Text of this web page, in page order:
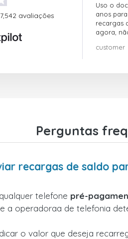
avaliações
Uso o
anos
recargas
agora,
customer
Perguntas
recargas de saldo
telefone pré-
a operadoraa de telefonia
o valor que deseja